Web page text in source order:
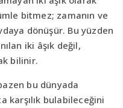
bitmez; zamanın ve
dönüşür. Bu yüzden
iki âşık değil,
bilinir.
bu dünyada
karşılık bulabileceğini